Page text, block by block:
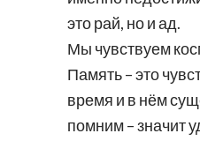
это рай, но и ад.
Мы чувствуем
Память – это
время и в нём
помним – значит